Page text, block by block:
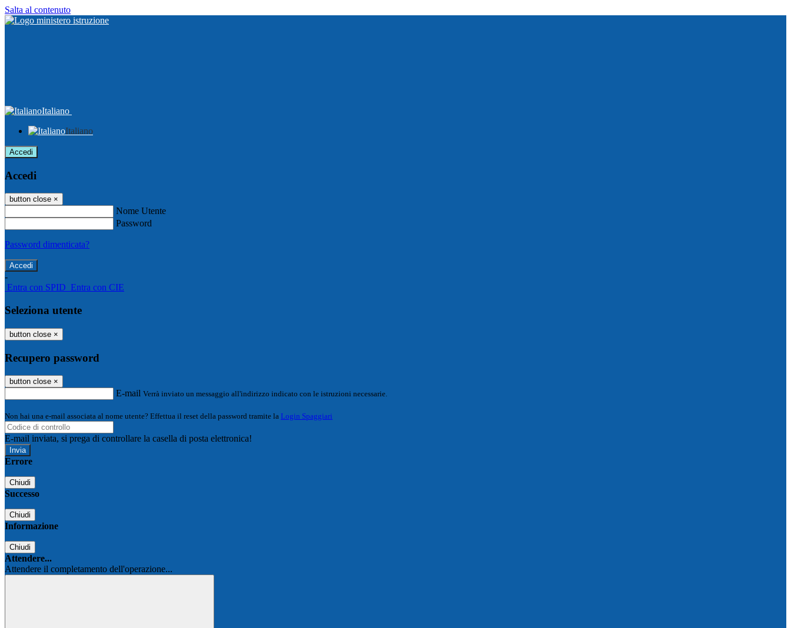
Salta al contenuto
Italiano
Italiano
Accedi
Accedi
button close ×
Nome Utente
Password
Password dimenticata?
-
Entra con SPID Entra con CIE
Seleziona utente
button close ×
Recupero password
button close ×
E-mail Verrà inviato un messaggio all'indirizzo indicato con le istruzioni necessarie.
Non hai una e-mail associata al nome utente? Effettua il reset della password tramite la Login Spaggiari
E-mail inviata, si prega di controllare la casella di posta elettronica!
Errore
Chiudi
Successo
Chiudi
Informazione
Chiudi
Attendere...
Attendere il completamento dell'operazione...